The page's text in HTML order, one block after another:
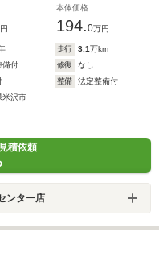
本体価格
194.0万円
走行 3.1万km
備付 修復
なし
整備
法定整備付
米沢市
積依頼
ンター店